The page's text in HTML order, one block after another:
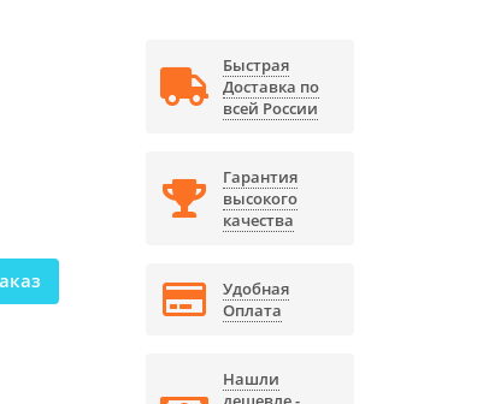
Быстрая
Доставка по
всей России
Гарантия
высокого
качества
Удобная
Оплата
Нашли